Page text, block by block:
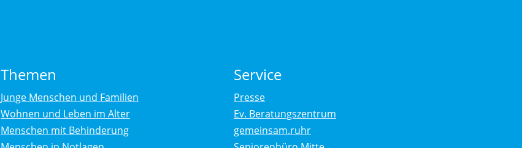
Themen
Junge Menschen und Familien
Wohnen und Leben im Alter
Menschen mit Behinderung
Service
Presse
Ev. Beratungszentrum
gemeinsam.ruhr